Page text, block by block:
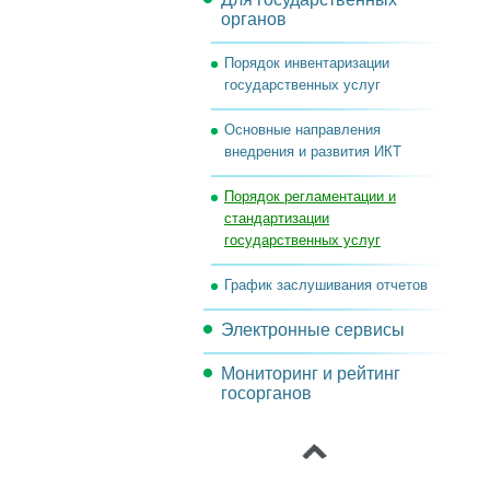
Задачи комиссии
Реорганизация
операционных процессов
Целевые индикаторы и
показатели
Архитектура
органов
Порядок инвентаризации
государственных услуг
Основные направления
внедрения и развития ИКТ
Порядок регламентации и
стандартизации
государственных услуг
График заслушивания отчетов
Электронные сервисы
Обсуждения проектов
документов
Мониторинг и рейтинг
госорганов‹